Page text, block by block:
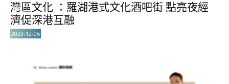
灣區文化 ：羅湖港式文化酒吧街 點亮夜經
濟促深港互融
2023-12-06